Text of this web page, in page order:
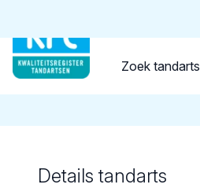
Zoek tandarts
Terug naar overzicht
Details tandarts